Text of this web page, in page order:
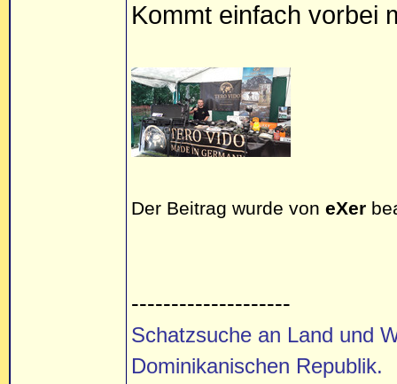
Kommt einfach vorbei
Der Beitrag wurde von eXer
--------------------
Schatzsuche an Land und
Dominikanischen Republik.